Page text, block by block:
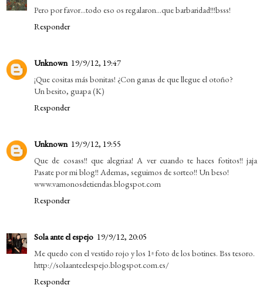
Pero por favor...todo eso os regalaron...que barbaridad!!!bsss!
Responder
Unknown 19/9/12, 19:47
¡Que cositas más bonitas! ¿Con ganas de que llegue el otoño?
Un besito, guapa (K)
Responder
Unknown 19/9/12, 19:55
Que de cosass!! que alegriaa! A ver cuando te haces fotitos!! jaja
Pasate por mi blog!! Ademas, seguimos de sorteo!! Un beso!
www.vamonosdetiendas.blogspot.com
Responder
Sola ante el espejo 19/9/12, 20:05
Me quedo con el vestido rojo y los 1ª foto de los botines. Bss tesoro.
http://solaanteelespejo.blogspot.com.es/
Responder